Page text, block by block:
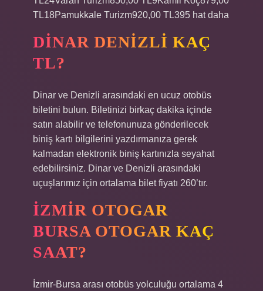
TL18Pamukkale Turizm920,00 TL395 hat daha
DINAR DENIZLI KAÇ
TL?
Dinar ve Denizli arasındaki en ucuz otobüs
biletini bulun. Biletinizi birkaç dakika içinde
satın alabilir ve telefonunuza gönderilecek
biniş kartı bilgilerini yazdırmanıza gerek
kalmadan elektronik biniş kartınızla seyahat
edebilirsiniz. Dinar ve Denizli arasındaki
uçuşlarımız için ortalama bilet fiyatı 260’tır.
İZMIR OTOGAR
BURSA OTOGAR KAÇ
SAAT?
İzmir-Bursa arası otobüs yolculuğu ortalama 4